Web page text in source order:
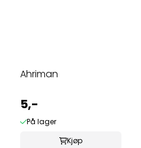
Ahriman
5,-
På lager
Kjøp